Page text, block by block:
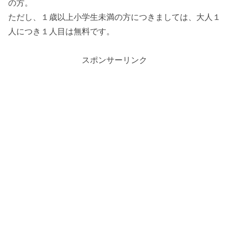
の方。
ただし、１歳以上小学生未満の方につきましては、大人１
人につき１人目は無料です。
スポンサーリンク